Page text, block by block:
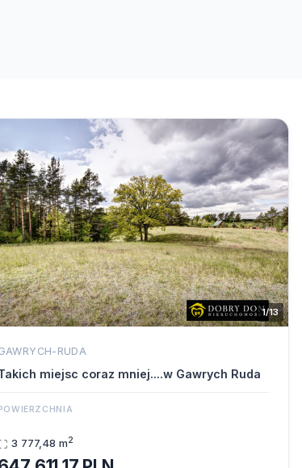
1/13
RUDA
miejsc coraz mniej....w Gawrych Ruda
3 777,48 m2